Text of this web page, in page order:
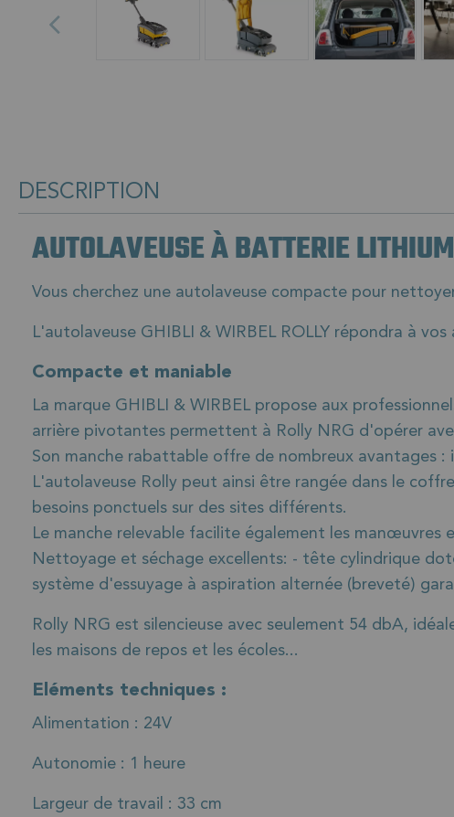
DESCRIPTION
AUTOLAVEUSE À BATTERIE
Vous cherchez une autolaveuse compacte pour
L'autolaveuse GHIBLI & WIRBEL ROLLY répondra à
Compacte et maniable
La marque GHIBLI & WIRBEL propose aux
arrière pivotantes permettent à Rolly NRG d'opérer
Son manche rabattable offre de nombreux avantages
L'autolaveuse Rolly peut ainsi être rangée dans le
besoins ponctuels sur des sites différents.
Le manche relevable facilite également les manœuvres
Nettoyage et séchage excellents: - tête cylindrique
système d'essuyage à aspiration alternée (breveté)
Rolly NRG est silencieuse avec seulement 54 dbA,
les maisons de repos et les écoles...
Eléments techniques :
Alimentation : 24V
Autonomie : 1 heure
Largeur de travail : 33 cm